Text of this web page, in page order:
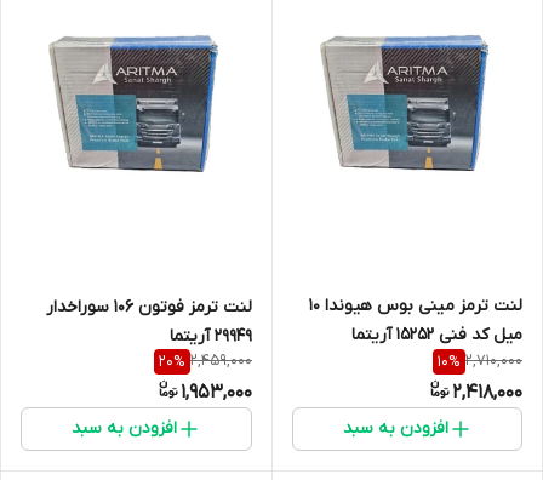
لنت ترمز مینی بوس هیوندا 10
میل کد فنی 15252 آریتما
2,710,000
10%
2,418,000
افزودن به سبد
لنت ترمز فوتون 106 سوراخدار
29949 آریتما
2,459,000
20%
1,953,000
افزودن به سبد